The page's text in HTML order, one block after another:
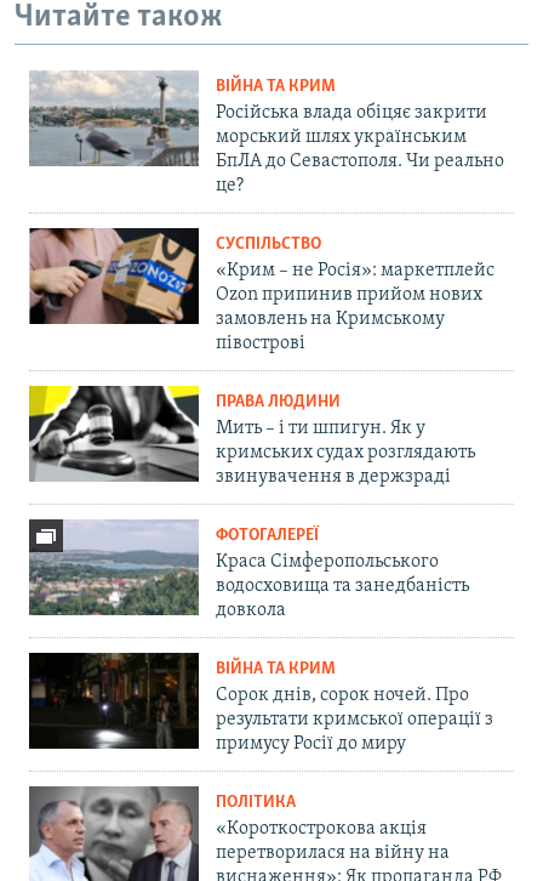
Читайте також
ВІЙНА ТА КРИМ
Російська влада обіцяє закрити
морський шлях українським
БпЛА до Севастополя. Чи реально
це?
СУСПІЛЬСТВО
«Крим – не Росія»: маркетплейс
Ozon припинив прийом нових
замовлень на Кримському
півострові
ПРАВА ЛЮДИНИ
Мить – і ти шпигун. Як у
кримських судах розглядають
звинувачення в держзраді
ФОТОГАЛЕРЕЇ
Краса Сімферопольського
водосховища та занедбаність
довкола
ВІЙНА ТА КРИМ
Сорок днів, сорок ночей. Про
результати кримської операції з
примусу Росії до миру
ПОЛІТИКА
«Короткострокова акція
перетворилася на війну на